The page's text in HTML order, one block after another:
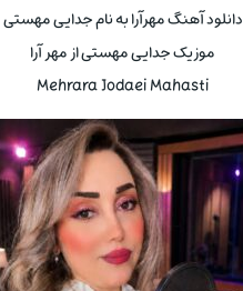
دانلود آهنگ مهرآرا به نام جدایی مهستی
موزیک جدایی مهستی از مهر آرا
Mehrara Jodaei Mahasti